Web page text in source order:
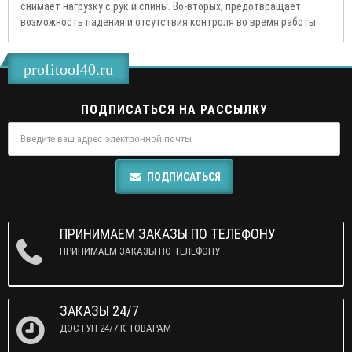
снимает нагрузку с рук и спины. Во-вторых, предотвращает
возможность падения и отсутствия контроля во время работы
profitool40.ru
ПОДПИСАТЬСЯ НА РАССЫЛКУ
ПОДПИСАТЬСЯ
ПРИНИМАЕМ ЗАКАЗЫ ПО ТЕЛЕФОНУ
ПРИНИМАЕМ ЗАКАЗЫ ПО ТЕЛЕФОНУ
ЗАКАЗЫ 24/7
ДОСТУП 24/7 К ТОВАРАМ